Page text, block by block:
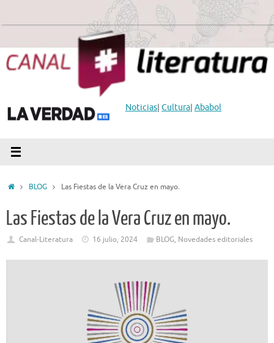
Noticias| Cultura| Ababol
InicioBLOG Las Fiestas de la Vera Cruz en mayo.
Las Fiestas de la Vera Cruz en mayo.
Canal-Literatura 16 julio, 2024 BLOG, Novedades editoriales